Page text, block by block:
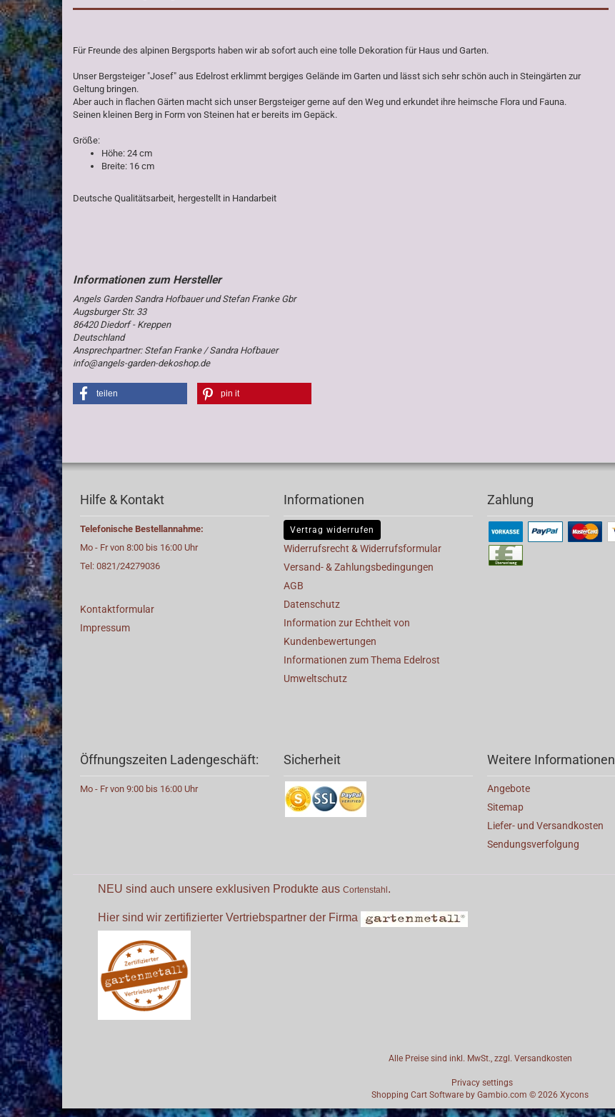
Für Freunde des alpinen Bergsports haben wir ab sofort auch eine tolle Dekoration für Haus und Garten.
Unser Bergsteiger "Josef" aus Edelrost erklimmt bergiges Gelände im Garten und lässt sich sehr schön auch in Steingärten zur
Geltung bringen.
Aber auch in flachen Gärten macht sich unser Bergsteiger gerne auf den Weg und erkundet ihre heimsche Flora und Fauna.
Seinen kleinen Berg in Form von Steinen hat er bereits im Gepäck.
Größe:
Höhe: 24 cm
Breite: 16 cm
Deutsche Qualitätsarbeit, hergestellt in Handarbeit
Angels Garden Sandra Hofbauer und Stefan Franke Gbr
Augsburger Str. 33
86420 Diedorf - Kreppen
Deutschland
Ansprechpartner: Stefan Franke / Sandra Hofbauer
info@angels-garden-dekoshop.de
teilen pin it
Hilfe & Kontakt
Telefonische Bestellannahme:
Mo - Fr von 8:00 bis 16:00 Uhr
Tel: 0821/24279036
Kontaktformular
Impressum
Informationen
Vertrag widerrufen
Widerrufsrecht & Widerrufsformular
Versand- & Zahlungsbedingungen
AGB
Datenschutz
Information zur Echtheit von
Kundenbewertungen
Informationen zum Thema Edelrost
Umweltschutz
Zahlung
Öffnungszeiten Ladengeschäft:
Mo - Fr von 9:00 bis 16:00 Uhr
Sicherheit Weitere Informationen
Angebote
Sitemap
Liefer- und Versandkosten
Sendungsverfolgung
NEU sind auch unsere exklusiven Produkte aus Cortenstahl .
Hier sind wir zertifizierter Vertriebspartner der Firma
Alle Preise sind inkl. MwSt., zzgl. Versandkosten
Privacy settings
Shopping Cart Software by Gambio.com © 2026 Xycons